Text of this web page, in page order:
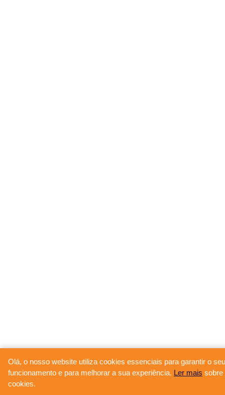
Olá, o nosso website utiliza cookies essenciais para garantir o
funcionamento e para melhorar a sua experiência. Ler mais sobre
cookies.